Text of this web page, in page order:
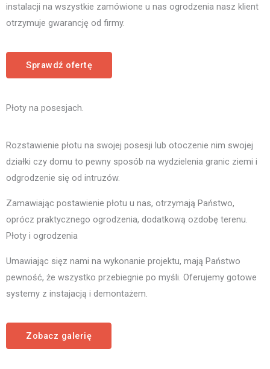
instalacji na wszystkie zamówione u nas ogrodzenia nasz klient
otrzymuje gwarancję od firmy.
Sprawdź ofertę
Płoty na posesjach.
Rozstawienie płotu na swojej posesji lub otoczenie nim swojej
działki czy domu to pewny sposób na wydzielenia granic ziemi i
odgrodzenie się od intruzów.
Zamawiając postawienie płotu u nas, otrzymają Państwo,
oprócz praktycznego ogrodzenia, dodatkową ozdobę terenu.
Płoty i ogrodzenia
Umawiając sięz nami na wykonanie projektu, mają Państwo
pewność, że wszystko przebiegnie po myśli. Oferujemy gotowe
systemy z instajacją i demontażem.
Zobacz galerię